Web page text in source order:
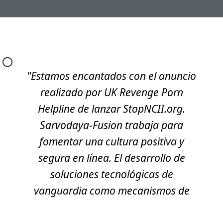
"Estamos encantados con el anuncio
realizado por UK Revenge Porn
Helpline de lanzar StopNCII.org.
Sarvodaya-Fusion trabaja para
fomentar una cultura positiva y
segura en línea. El desarrollo de
soluciones tecnológicas de
vanguardia como mecanismos de